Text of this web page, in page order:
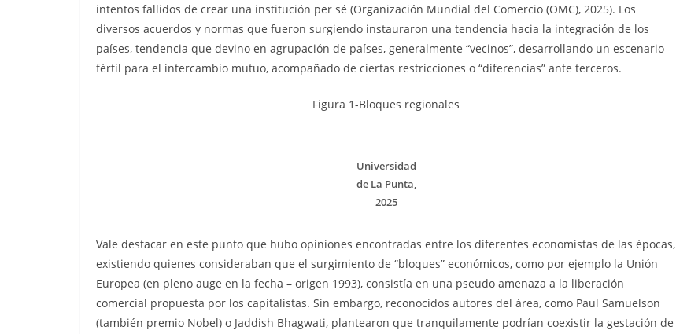
intentos fallidos de crear una institución per sé (Organización Mundial del Comercio (OMC), 2025). Los
diversos acuerdos y normas que fueron surgiendo instauraron una tendencia hacia la integración de los
países, tendencia que devino en agrupación de países, generalmente “vecinos”, desarrollando un escenario
fértil para el intercambio mutuo, acompañado de ciertas restricciones o “diferencias” ante terceros.
Figura 1-Bloques regionales
Universidad
de La Punta,
2025
Vale destacar en este punto que hubo opiniones encontradas entre los diferentes economistas de las épocas,
existiendo quienes consideraban que el surgimiento de “bloques” económicos, como por ejemplo la Unión
Europea (en pleno auge en la fecha – origen 1993), consistía en una pseudo amenaza a la liberación
comercial propuesta por los capitalistas. Sin embargo, reconocidos autores del área, como Paul Samuelson
(también premio Nobel) o Jaddish Bhagwati, plantearon que tranquilamente podrían coexistir la gestación de